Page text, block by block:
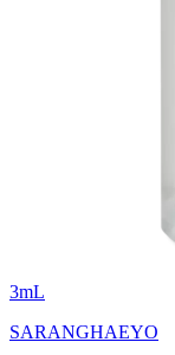
3mL
SARANGHAEYO